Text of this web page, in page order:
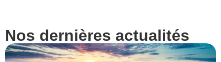
Nos dernières actualités